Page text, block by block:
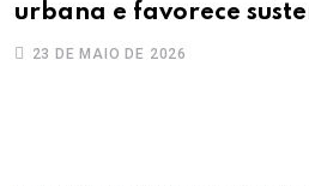
urbana e favorece
23 DE MAIO DE 2026